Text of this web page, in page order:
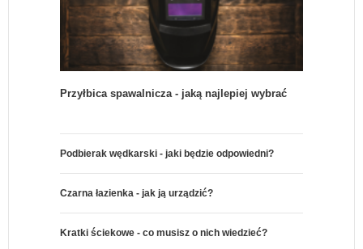
Przyłbica spawalnicza - jaką najlepiej wybrać
Podbierak wędkarski - jaki będzie odpowiedni?
Czarna łazienka - jak ją urządzić?
Kratki ściekowe - co musisz o nich wiedzieć?